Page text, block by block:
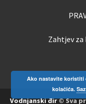
Zahtjev za
Vodnjanski đir© Sva
Ako nastavite koristiti
kolačića.